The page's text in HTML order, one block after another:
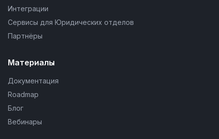
Интеграции
Сервисы для Юридических отделов
Партнёры
Материалы
Документация
Roadmap
Блог
Вебинары